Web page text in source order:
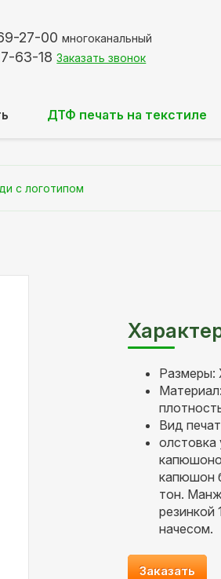
27-00 многоканальный
63-18 Заказать звонок
ДТФ печать на текстиле
с логотипом
Размеры:
Вид
олстовка
капюшон
тон.
резинкой
начесом.
Заказать